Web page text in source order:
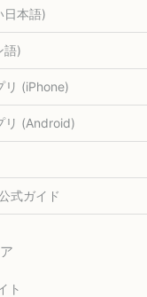
日本語)
語)
リ (iPhone)
リ (Android)
式ガイド
ト